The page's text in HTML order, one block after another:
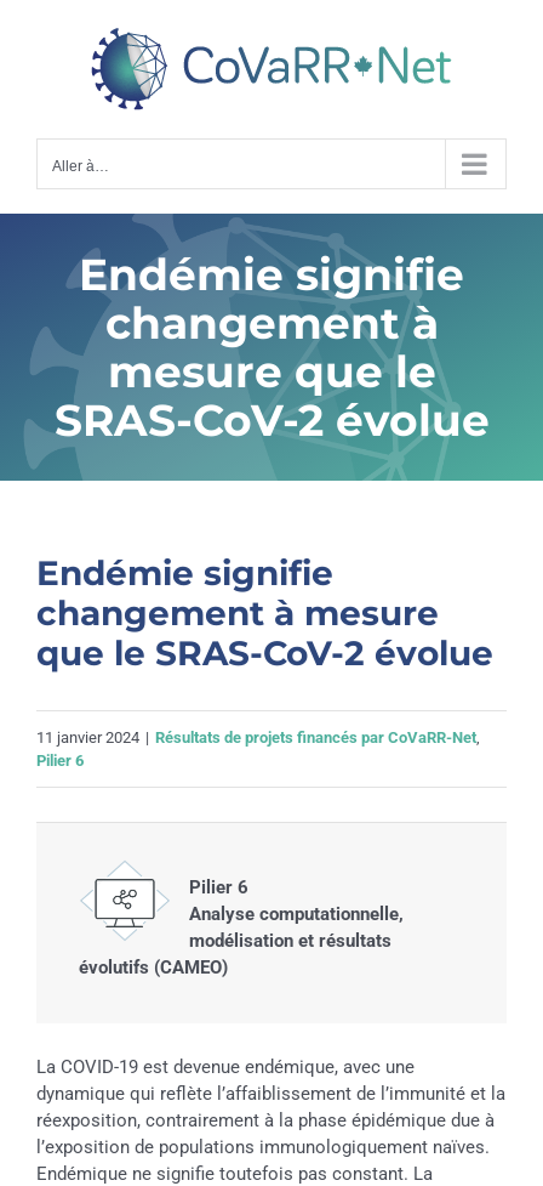
Aller à…
Endémie signifie
changement à
mesure que le
SRAS-CoV-2 évolue
Endémie signifie
changement à mesure
que le SRAS-CoV-2 évolue
11 janvier 2024 | Résultats de projets financés par CoVaRR-Net,
Pilier 6
Pilier 6
Analyse computationnelle,
modélisation et résultats
évolutifs (CAMEO)
La COVID-19 est devenue endémique, avec une
dynamique qui reflète l’affaiblissement de l’immunité et la
réexposition, contrairement à la phase épidémique due à
l’exposition de populations immunologiquement naïves.
Endémique ne signifie toutefois pas constant. La